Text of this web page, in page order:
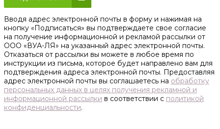
Вводя адрес электронной почты в форму и нажимая на
кнопку «Подписаться» вы подтверждаете свое согласие
на получение информационной и рекламой рассылки от
ООО «ВУА-ЛЯ» на указанный адрес электронной почты.
Отказаться от рассылки вы можете в любое время по
инструкции из письма, которое будет направлено вам для
подтверждения адреса электронной почты. Предоставляя
адрес электронной почты вы соглашаетесь на обработку
персональных данных в целях получения рекламной и
информационной рассылки в соответствии с политикой
конфиденциальности.